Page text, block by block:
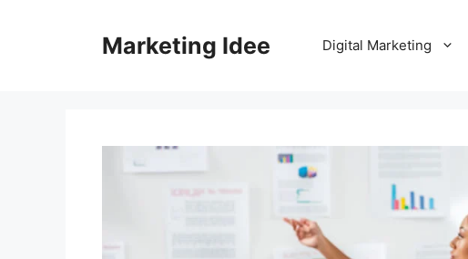
Marketing Idee Digital Marketing